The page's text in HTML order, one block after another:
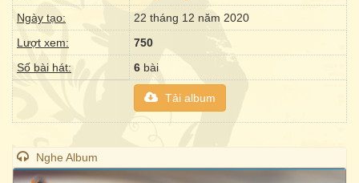
Ngày tạo:
22 tháng 12 năm 2020
Lượt xem:
750
Số bài hát:
6 bài
Tải album
Nghe Album